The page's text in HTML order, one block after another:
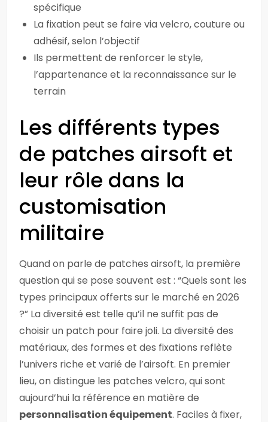
spécifique
La fixation peut se faire via velcro, couture ou
adhésif, selon l’objectif
Ils permettent de renforcer le style,
l’appartenance et la reconnaissance sur le
terrain
Les différents types
de patches airsoft et
leur rôle dans la
customisation
militaire
Quand on parle de patches airsoft, la première
question qui se pose souvent est : “Quels sont les
types principaux offerts sur le marché en 2026
?” La diversité est telle qu’il ne suffit pas de
choisir un patch pour faire joli. La diversité des
matériaux, des formes et des fixations reflète
l’univers riche et varié de l’airsoft. En premier
lieu, on distingue les patches velcro, qui sont
aujourd’hui la référence en matière de
personnalisation équipement. Faciles à fixer,